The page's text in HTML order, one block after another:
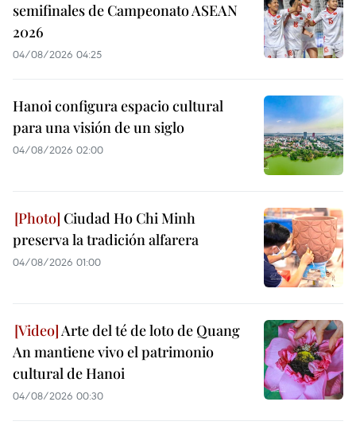
semifinales de Campeonato ASEAN
2026
04/08/2026 04:25
Hanoi configura espacio cultural
para una visión de un siglo
04/08/2026 02:00
Ciudad Ho Chi Minh
preserva la tradición alfarera
04/08/2026 01:00
Arte del té de loto de Quang
An mantiene vivo el patrimonio
cultural de Hanoi
04/08/2026 00:30